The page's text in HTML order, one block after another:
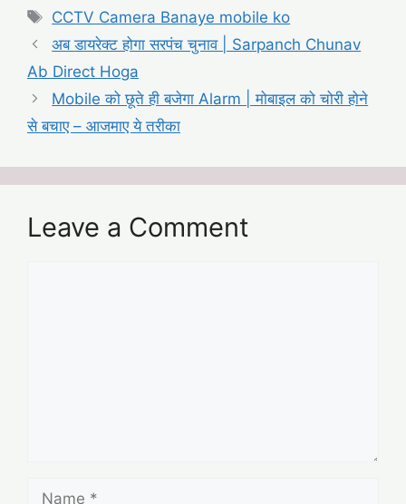
Tags
CCTV Camera Banaye mobile ko
अब डायरेक्ट होगा सरपंच चुनाव | Sarpanch Chunav
Ab Direct Hoga
Mobile को छूते ही बजेगा Alarm | मोबाइल को चोरी होने
से बचाए – आजमाए ये तरीका
Leave a Comment
Name